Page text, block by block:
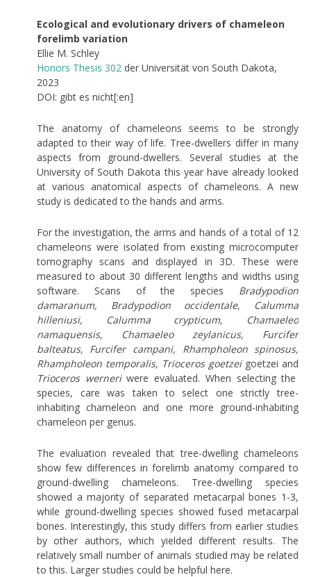
Ecological and evolutionary drivers of chameleon
forelimb variation
Ellie M. Schley
Honors Thesis 302 der Universität von South Dakota,
2023
DOI: gibt es nicht[:en]
The anatomy of chameleons seems to be strongly
adapted to their way of life. Tree-dwellers differ in many
aspects from ground-dwellers. Several studies at the
University of South Dakota this year have already looked
at various anatomical aspects of chameleons. A new
study is dedicated to the hands and arms.
For the investigation, the arms and hands of a total of 12
chameleons were isolated from existing microcomputer
tomography scans and displayed in 3D. These were
measured to about 30 different lengths and widths using
software. Scans of the species Bradypodion
damaranum, Bradypodion occidentale, Calumma
hilleniusi, Calumma crypticum, Chamaeleo
namaquensis, Chamaeleo zeylanicus, Furcifer
balteatus, Furcifer campani, Rhampholeon spinosus,
Rhampholeon temporalis, Trioceros goetzeigoetzei and
Trioceros werneriwere evaluated. When selecting the
species, care was taken to select one strictly tree-
inhabiting chameleon and one more ground-inhabiting
chameleon per genus.
The evaluation revealed that tree-dwelling chameleons
show few differences in forelimb anatomy compared to
ground-dwelling chameleons. Tree-dwelling species
showed a majority of separated metacarpal bones 1-3,
while ground-dwelling species showed fused metacarpal
bones. Interestingly, this study differs from earlier studies
by other authors, which yielded different results. The
relatively small number of animals studied may be related
to this. Larger studies could be helpful here.